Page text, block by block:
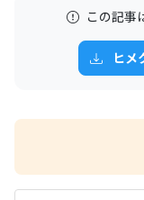
この記事
ヒメ